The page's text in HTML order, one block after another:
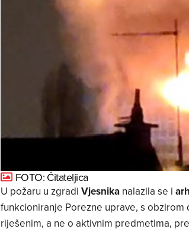
FOTO: Čitateljica
U požaru u zgradi Vjesnika nalazila se i
funkcioniranje Porezne uprave, s
riješenim, a ne o aktivnim predmetima,